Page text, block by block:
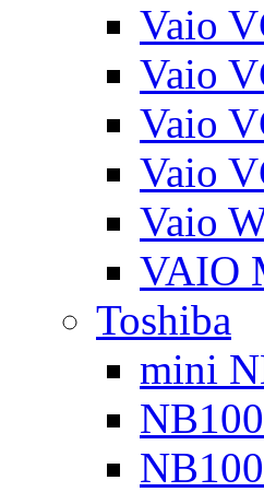
Vaio
Vaio
Vaio
Vaio
Vaio
VAIO
Toshiba
mini